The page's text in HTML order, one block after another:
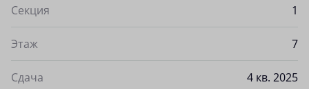
Секция 1
Этаж 7
Сдача 4 кв. 2025